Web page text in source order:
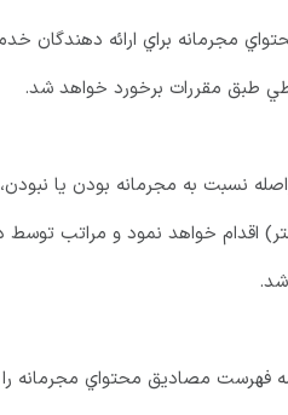
مجرمانه براي ارائه دهندگان
طبق مقررات برخورد خواهد شد.
نسبت به مجرمانه بودن يا
اقدام خواهد نمود و مراتب توسط
فهرست مصاديق محتواي مجرمانه